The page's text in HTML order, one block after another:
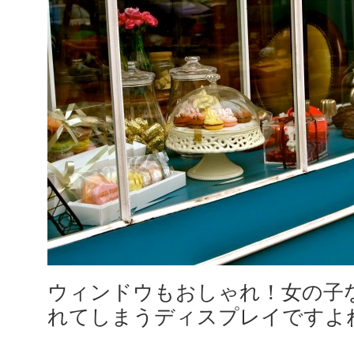
ウィンドウもおしゃれ！女の子
れてしまうディスプレイですよ